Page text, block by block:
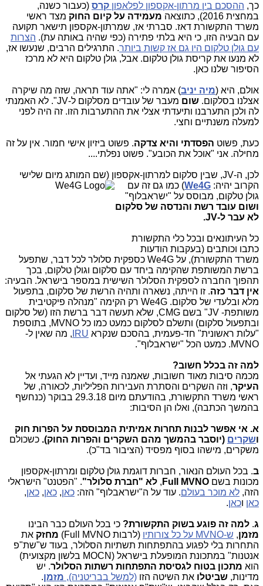
כך, ההסכם בין מרתון-אקספון לפלאפון קרס (כעבור כשנה,
במחצית 2016), כתוצאה
מעמידה על קיום החוק מצד ראשי
משרד התקשורת דאז. סברתי אז, שמרתון-אקספון תישאר תקועה
עם הבעיה הזו, כי היא בלתי פתירה (כפי שהיה באותה עת). הצרות
עם גולן טלקום היו גם אז קשות ביותר. התרגילים הרבים, שנעשו אז,
לא מנעו את קריסת גולן טלקום. אבל, גולן טלקום היא לא מרכז
הסיפור שלנו כאן.
אולם, היא (מיה יניב) אמרה לי: "אתה עוד תראה, שזה מה שיקרה
אצלנו בסלקום. שום
מעבר של עובדים מסלקום ל-JV". לא האמנתי
לה ולכן התערבנו ותיעדתי אצלי את ההתערבות הזו. זה היה לפני
למעלה משנתיים וחצי.
כעת, פשוט הפסדתי והיא צדקה. פשוט ביזיון אישי חמור. אין על זה
מחילה. אני "אוכל את הכובע". פשוט נפלתי....
לכן, ה-JV, שבין סלקום למרתון-אקספון (שם המותג מ
יום שלישי
הקרוב יהיה: We4G) כמו גם זה עם
גולן טלקום, מבוסס על "ישראבלוף"
ושום עובד רשת והנדסה של סלקום
לא עבר ל-JV.
כל העיתונאים ובכל כלי התקשורת
כתבו וכותבים (בעקבות הודעות
משרד התקשורת), על We4G כספקית סלולר לכל דבר, שתפעל
ברשת המשותפת שהקימה ביחד עם סלקום וגולן טלקום, בכך
תהפוך החברה לספקית הסלולר השישית במספר בישראל. הבעיה:
אין דבר כזה. זו הייתה, נשארה ותהיה הרשת של סלקום, בתפעול
מלא ובלעדי של סלקום. We4G רק הקימה "מנהלה פיקטיבית
משותפת- JV" בשם CMG, שלא תעשה דבר ברשת הזו (של סלקום
ובתפעול סלקום) ותשלם לסלקום כמעט כמו כל MVNO, בתוספת
"עלות ראשונית" חד-פעמית, בהסכם שנקרא IRU , מה שאין ל-
MVNO. כמעט הכל "ישראבלוף".
למה זה בכלל חשוב?
מכמה סיבות מאוד חשובות, שאמנה מייד, ועדיין לא הגעתי אל
העיקר, וזה השקרים והסתרת העבירות הפליליות, לכאורה, של
ראשי משרד התקשורת, בהודעתם מיום 29.3.18 בבוקר (כנחשף
בהמשך הכתבה), ואלו הן הסיבות:
א. אי אפשר לבנות תחרות אמיתית המבוססת על הפרות חוק
ושקרים (יוסבר בהמשך מהם השקרים והפרות החוק). כשכולם
משקרים, מישהו בסוף מפסיד (הציבור בד"כ).
ב. בכל העולם הנאור, חברות דוגמת גולן טלקום ומרתון-אקספון
מכונות בשם
, לא "חברת סלולר". "הפטנט" הישראלי
הזה, לא מוכר בעולם. עוד על ה"ישראבלוף" הזה: כאן, כאן, כאן,
כאן וכאן.
ג. למה זה פוגע בשוק התקשורת? כי בכל העולם כבר הבינו
מזמן, ש-MVNO על כל צורותיו (לרבות Full MVNO) מחזק את
התחרות בלי לפגוע בהתפתחות תשתיות הסלולר, בעוד ש"שת"פ
אנטנות" במתכונת המופעלת בישראל (MOCN בלשון מקצועית)
הוא מתכון בטוח לגסיסת התפתחות רשתות הסלולר. יש
מדינות, שביטלו את השיטה הזו (למשל בבריטניה), מזמן.